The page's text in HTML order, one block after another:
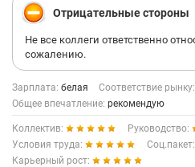
Отрицательные стороны
Не все коллеги ответственно
сожалению.
Зарплата: белая Соответствие рынку:
Общее впечатление: рекомендую
Коллектив:
Руководство:
Условия труда:
Соц.пакет:
Карьерный рост: